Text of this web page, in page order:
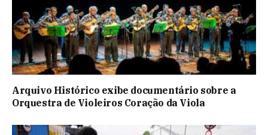
Arquivo Histórico exibe documentário sobre a
Orquestra de Violeiros Coração da Viola